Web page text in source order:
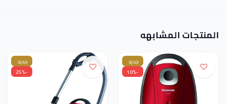
المنتجات المشابهه
جديد
-10%
جديد
-25%